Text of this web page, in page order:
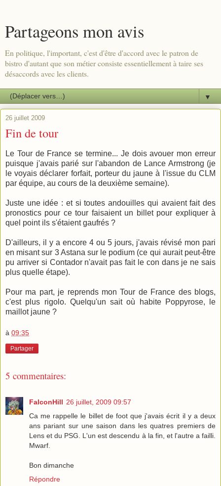
Partageons mon avis
En politique, l'important, c'est d'être d'accord avec le patron de
bistro d'autant que son métier consiste essentiellement à taire ses
désaccords avec les clients.
▼
26 juillet 2009
Fin de tour
Le Tour de France se termine... Je dois avouer mon erreur
puisque j'avais parié sur l'abandon de Lance Armstrong (je
le voyais déclarer forfait, porteur du jaune à l'issue du CLM
par équipe, au cours de la deuxième semaine).
Juste une idée : et si toutes andouilles qui avaient fait des
pronostics pour ce tour faisaient un billet pour expliquer à
quel point ils s'étaient gaufrés ?
D'ailleurs, il y a encore 4 ou 5 jours, j'avais révisé mon pari
en misant sur 3 Astana sur le podium (ce qui aurait peut-être
pu arriver si Contador n'avait pas fait le con dans je ne sais
plus quelle étape).
Pour ma part, je reprends mon Tour de France des blogs,
c'est plus rigolo. Quelqu'un sait où habite Poppyrose, le
maillot jaune ?
à 09:35
Partager
5 commentaires:
FalconHill 26 juillet, 2009 09:57
Ca me rappelle le billet de foot que j'avais écrit il y a deux
ans pariant sur une saison dans les quatres premiers de
Lens et du PSG. L'un est descendu à la fin, et l'autre a failli.
Mwarf.
Bon dimanche
Répondre